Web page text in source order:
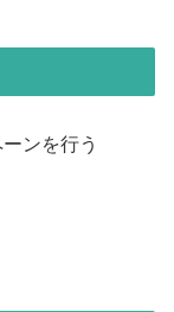
ンを行う